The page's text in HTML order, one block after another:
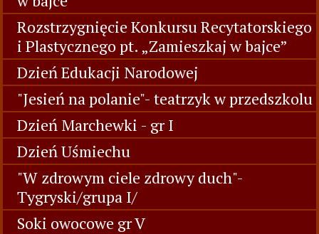
Rozstrzygnięcie Konkursu Recytatorskiego
i Plastycznego pt. „Zamieszkaj w bajce”
Dzień Edukacji Narodowej
"Jesień na polanie"- teatrzyk w przedszkolu
Dzień Marchewki - gr I
Dzień Uśmiechu
"W zdrowym ciele zdrowy duch"-
Tygryski/grupa I/
Soki owocowe gr V